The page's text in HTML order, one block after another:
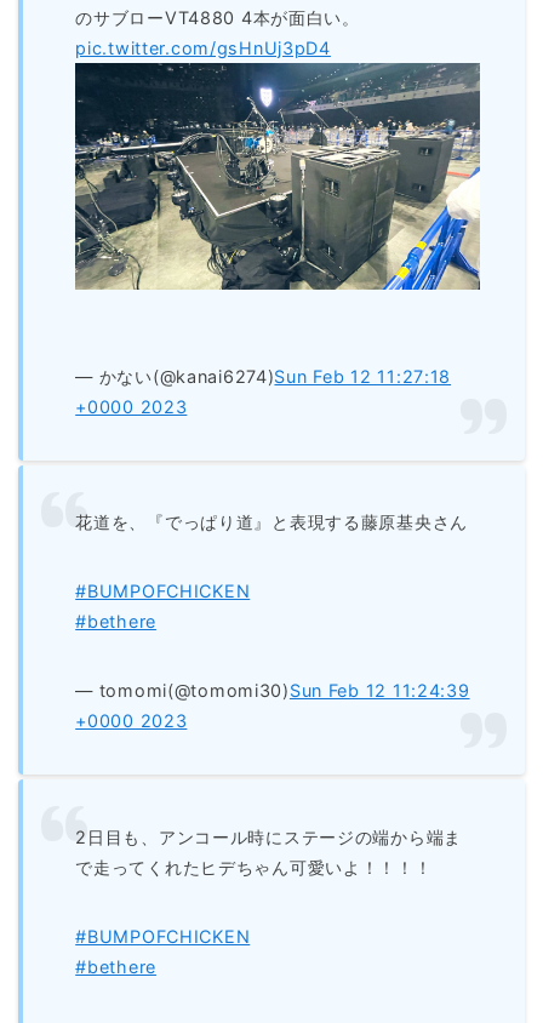
のサブローVT4880 4本が面白い。
pic.twitter.com/gsHnUj3pD4
— かない(@kanai6274)Sun Feb 12 11:27:18
+0000 2023
花道を、『でっぱり道』と表現する藤原基央さん
#BUMPOFCHICKEN
#bethere
— tomomi(@tomomi30)Sun Feb 12 11:24:39
+0000 2023
2日目も、アンコール時にステージの端から端ま
で走ってくれたヒデちゃん可愛いよ！！！！
#BUMPOFCHICKEN
#bethere